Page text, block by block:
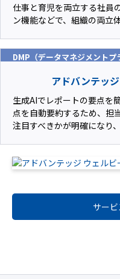
仕事と育児を両立する社員
ン機能などで、組織の両立
DMP（データマネジメントプ
アドバンテッ
生成AIでレポートの要点を
点を自動要約するため、担
注目すべきかが明確になり
サー